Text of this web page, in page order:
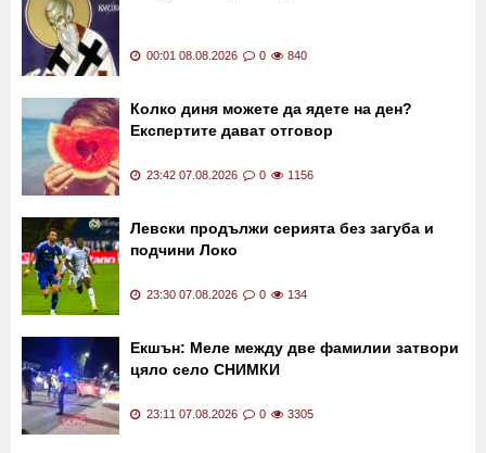
00:01 08.08.2026 0 840
Колко диня можете да ядете на ден?
Експертите дават отговор
23:42 07.08.2026 0 1156
Левски продължи серията без загуба и
подчини Локо
23:30 07.08.2026 0 134
Екшън: Меле между две фамилии затвори
цяло село СНИМКИ
23:11 07.08.2026 0 3305